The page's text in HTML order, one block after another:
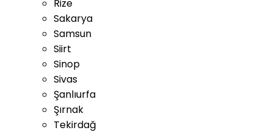
Rize
Sakarya
Samsun
Siirt
Sinop
Sivas
Şanlıurfa
Şırnak
Tekirdağ